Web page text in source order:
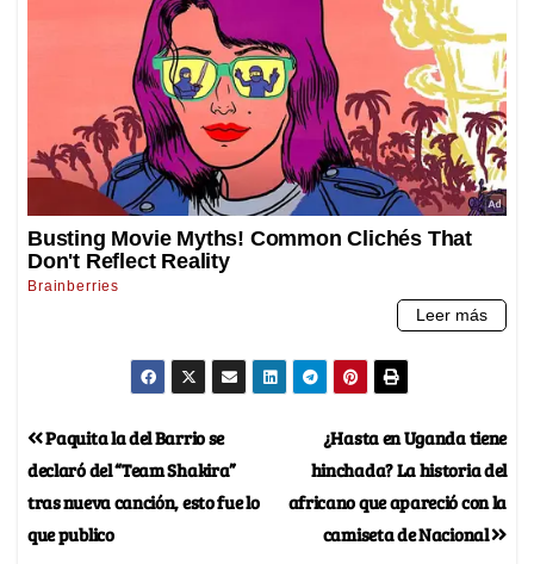
¿Hasta en Uganda tiene
hinchada? La historia del
africano que apareció con la
camiseta de Nacional
Paquita la del Barrio se
declaró del “Team Shakira”
tras nueva canción, esto fue lo
que publico